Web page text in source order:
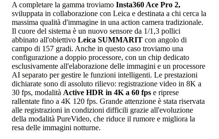
A completare la gamma troviamo Insta360 Ace Pro 2,
sviluppata in collaborazione con Leica e destinata a chi cerca la
massima qualità d'immagine in una action camera tradizionale.
Il cuore del sistema è un nuovo sensore da 1/1,3 pollici
abbinato all'obiettivo Leica SUMMARIT con angolo di
campo di 157 gradi. Anche in questo caso troviamo una
configurazione a doppio processore, con un chip dedicato
esclusivamente all'elaborazione delle immagini e un processore
AI separato per gestire le funzioni intelligenti. Le prestazioni
dichiarate sono di assoluto rilievo: registrazione video in 8K a
30 fps, modalità Active HDR in 4K a 60 fps e riprese
rallentate fino a 4K 120 fps. Grande attenzione è stata riservata
alle registrazioni in condizioni difficili grazie all'evoluzione
della modalità PureVideo, che riduce il rumore e migliora la
resa delle immagini notturne.